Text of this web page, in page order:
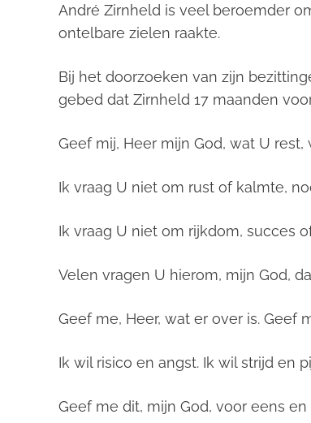
André Zirnheld is veel beroemder
ontelbare zielen raakte.
Bij het doorzoeken van zijn
gebed dat Zirnheld 17 maanden
Geef mij, Heer mijn God, wat U
Ik vraag U niet om rust of kalmte,
Ik vraag U niet om rijkdom, succes
Velen vragen U hierom, mijn God,
Geef me, Heer, wat er over is. Geef
Ik wil risico en angst. Ik wil strijd en
Geef me dit, mijn God, voor eens en